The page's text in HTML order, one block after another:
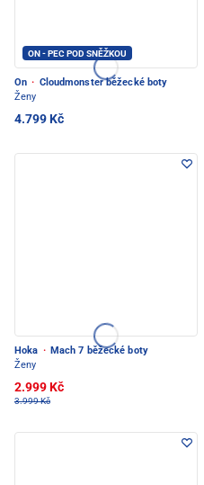
ON - PEC POD SNĚŽKOU
On · Cloudmonster běžecké boty
Ženy
4.799 Kč
Hoka · Mach 7 běžecké boty
Ženy
2.999 Kč
3.999 Kč